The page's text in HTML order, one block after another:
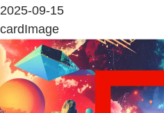
2025-09-15
cardImage